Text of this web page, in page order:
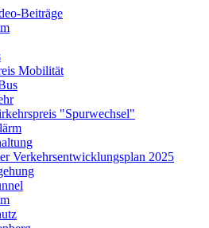
Beiträge
Mobilität
"Spurwechsel"
Verkehrsentwicklungsplan 2025